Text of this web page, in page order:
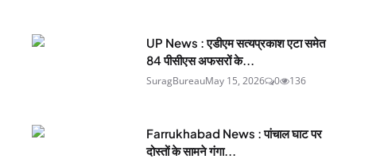
UP News : एडीएम सत्यप्रकाश एटा समेत
84 पीसीएस अफसरों के...
SuragBureauMay 15, 2026 0 136
Farrukhabad News : पांचाल घाट पर
दोस्तों के सामने गंगा...